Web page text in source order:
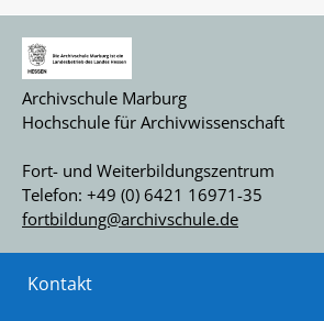
Archivschule Marburg
Hochschule für Archivwissenschaft
Fort- und Weiterbildungszentrum
Telefon: +49 (0) 6421 16971-35
fortbildung@archivschule.de
Kontakt